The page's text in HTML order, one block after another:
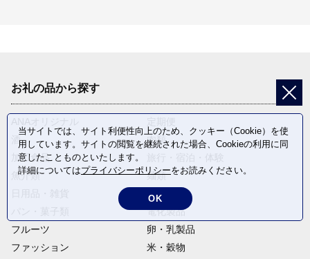
お礼の品から探す
酒
肉類
加工食品
魚介類
麺類
野菜
電化製品
フルーツ
卵・乳製品
ファッション
米・穀物
当サイトでは、サイト利便性向上のため、クッキー（Cookie）を使
用しています。サイトの閲覧を継続された場合、Cookieの利用に同
意したことものといたします。
詳細についてはプライバシーポリシーをお読みください。
OK